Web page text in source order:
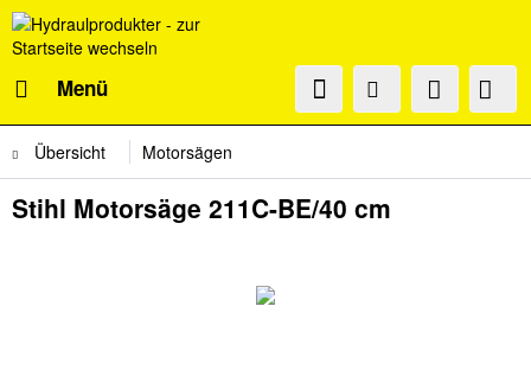
Menü
Übersicht Motorsägen
Stihl Motorsäge 211C-BE/40 cm